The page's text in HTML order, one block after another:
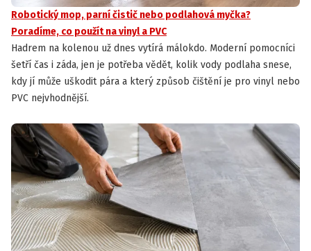
Robotický mop, parní čistič nebo podlahová myčka?
Poradíme, co použít na vinyl a PVC
Hadrem na kolenou už dnes vytírá málokdo. Moderní pomocníci
šetří čas i záda, jen je potřeba vědět, kolik vody podlaha snese,
kdy jí může uškodit pára a který způsob čištění je pro vinyl nebo
PVC nejvhodnější.